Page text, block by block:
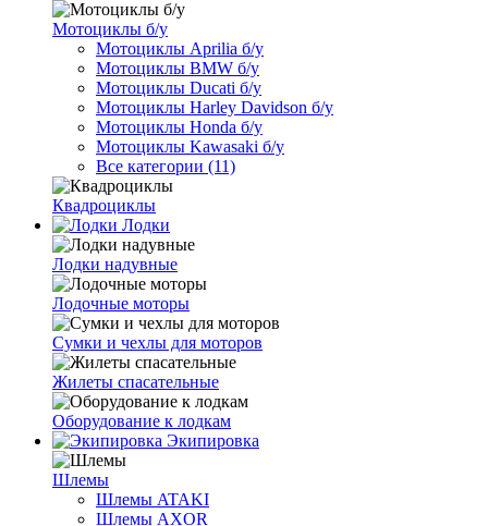
Мотоциклы б/у
Мотоциклы Aprilia б/у
Мотоциклы BMW б/у
Мотоциклы Ducati б/у
Мотоциклы Harley Davidson б/у
Мотоциклы Honda б/у
Мотоциклы Kawasaki б/у
Все категории (11)
Квадроциклы
Лодки
Лодки надувные
Лодочные моторы
Сумки и чехлы для моторов
Жилеты спасательные
Оборудование к лодкам
Экипировка
Шлемы
Шлемы ATAKI
Шлемы AXOR